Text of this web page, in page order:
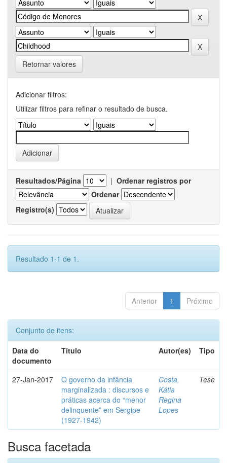
Retornar valores
Adicionar filtros:
Utilizar filtros para refinar o resultado de busca.
Resultados/Página | Ordenar registros por
Ordenar
Registro(s)
Resultado 1-1 de 1.
Anterior 1 Próximo
Conjunto de itens:
Data do
documento
Título Autor(es) Tipo
27-Jan-2017
O governo da infância
marginalizada : discursos e
práticas acerca do “menor
delinquente” em Sergipe
(1927-1942)
Costa,
Kátia
Regina
Lopes
Tese
Busca facetada